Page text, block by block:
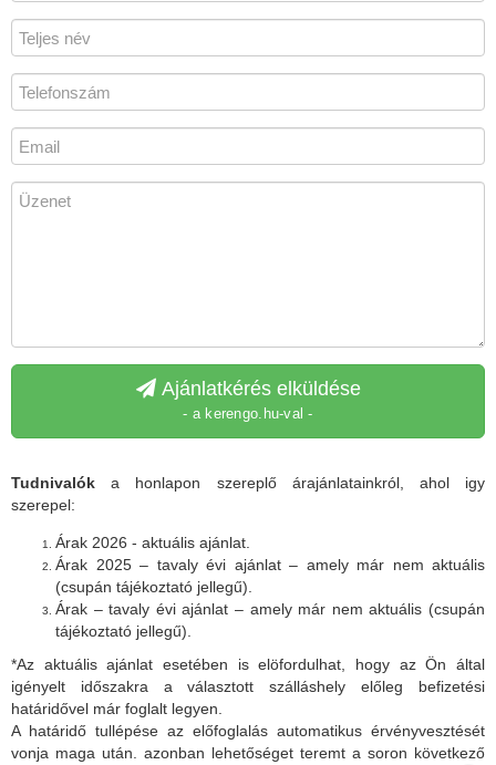
Ajánlatkérés elküldése
- a kerengo.hu-val -
Tudnivalók a honlapon szereplő árajánlatainkról, ahol igy
szerepel:
Árak 2026 - aktuális ajánlat.
Árak 2025 – tavaly évi ajánlat – amely már nem aktuális
(csupán tájékoztató jellegű).
Árak – tavaly évi ajánlat – amely már nem aktuális (csupán
tájékoztató jellegű).
*Az aktuális ajánlat esetében is elöfordulhat, hogy az Ön által
igényelt időszakra a választott szálláshely előleg befizetési
határidővel már foglalt legyen.
A határidő tullépése az előfoglalás automatikus érvényvesztését
vonja maga után. azonban lehetőséget teremt a soron következő